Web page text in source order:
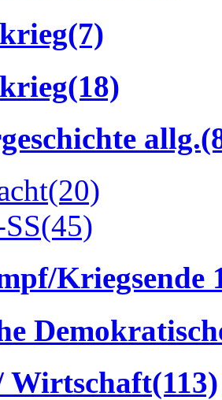
(7)
(18)
allg.
(20)
(45)
Kriegsende
Wirtschaft(113)